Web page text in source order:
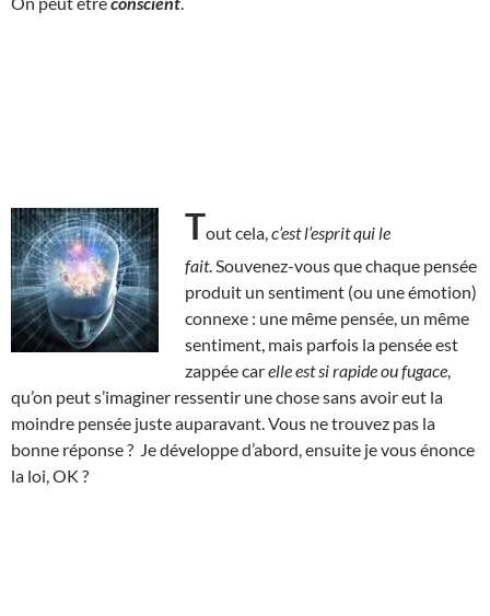
Tout cela, c’est l’esprit qui le
fait. Souvenez-vous que chaque pensée
produit un sentiment (ou une émotion)
connexe : une même pensée, un même
sentiment, mais parfois la pensée est
zappée carelle est si rapide ou fugace
qu’on peut s’imaginer ressentir une chose sans avoir eut la
moindre pensée juste auparavant. Vous ne trouvez pas la
bonne réponse ? Je développe d’abord, ensuite je vous énonce
la loi, OK ?